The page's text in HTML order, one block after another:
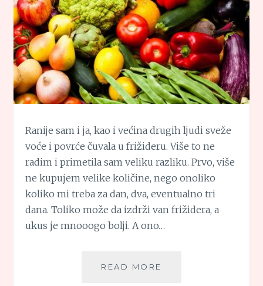
Ranije sam i ja, kao i većina drugih ljudi sveže
voće i povrće čuvala u frižideru. Više to ne
radim i primetila sam veliku razliku. Prvo, više
ne kupujem velike količine, nego onoliko
koliko mi treba za dan, dva, eventualno tri
dana. Toliko može da izdrži van frižidera, a
ukus je mnooogo bolji. A ono…
READ MORE